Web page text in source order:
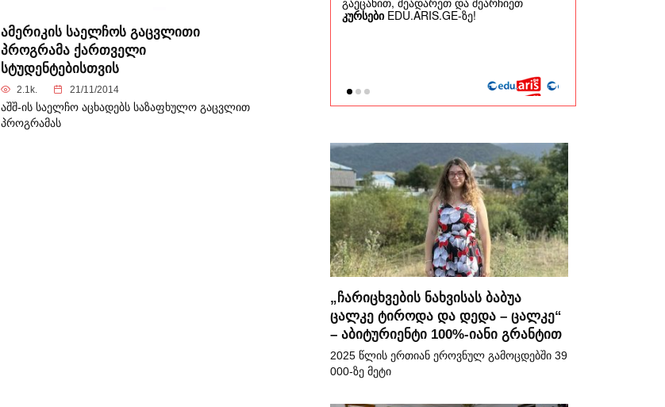
ამერიკის საელჩოს გაცვლითი
პროგრამა ქართველი
სტუდენტებისთვის
2.1k. 21/11/2014
აშშ-ის საელჩო აცხადებს საზაფხულო გაცვლით
პროგრამას
„ჩარიცხვების ნახვისას ბაბუა
ცალკე ტიროდა და დედა – ცალკე“
– აბიტურიენტი 100%-იანი გრანტით
2025 წლის ერთიან ეროვნულ გამოცდებში 39
000-ზე მეტი